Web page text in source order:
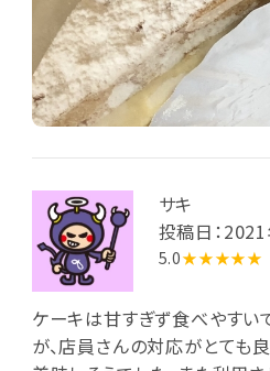
サキ
投稿日：
5.0★★★★★
ケーキは甘すぎず食べやすい
が、店員さんの対応がとても